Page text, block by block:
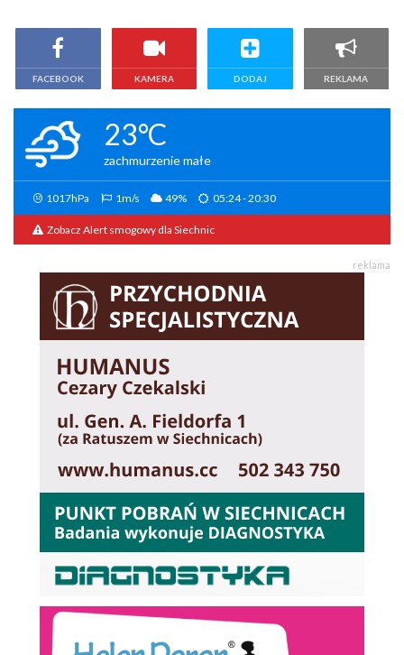
FACEBOOK KAMERA DODAJ REKLAMA
23°C
zachmurzenie małe
1017hPa 1m/s 49% 05:24 - 20:30
Zobacz Alert smogowy dla Siechnic
reklama